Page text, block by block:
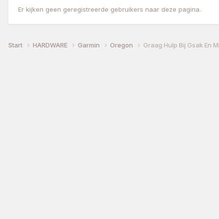
Er kijken geen geregistreerde gebruikers naar deze pagina.
Start HARDWARE Garmin Oregon Graag Hulp Bij Gsak En